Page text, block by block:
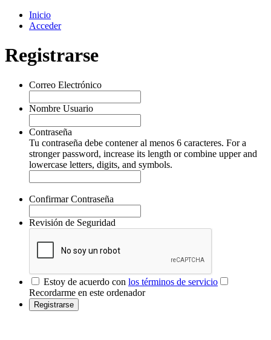
Inicio
Acceder
Registrarse
Correo Electrónico
Nombre Usuario
Contraseña
Tu contraseña debe contener al menos 6 caracteres. For a
stronger password, increase its length or combine upper and
lowercase letters, digits, and symbols.
Confirmar Contraseña
Revisión de Seguridad
Estoy de acuerdo con los términos de servicio
Recordarme en este ordenador